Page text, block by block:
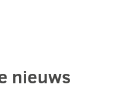
nieuws